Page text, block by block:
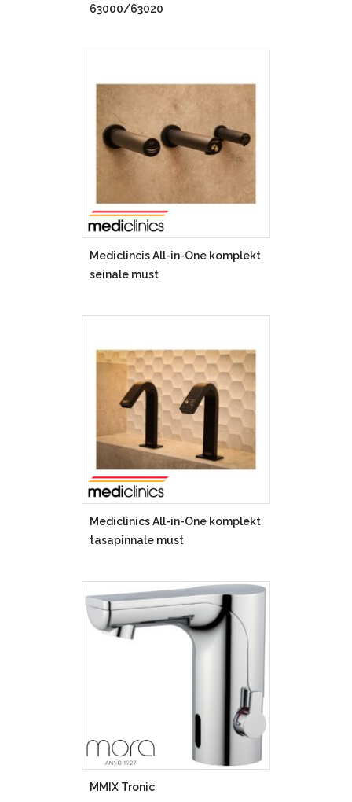
63000/63020
Mediclincis All-in-One komplekt
seinale must
Mediclinics All-in-One komplekt
tasapinnale must
MMIX Tronic